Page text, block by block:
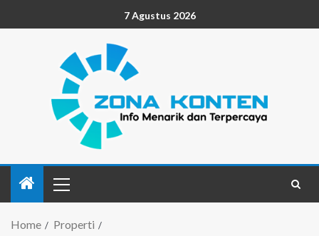
7 Agustus 2026
Home
Properti